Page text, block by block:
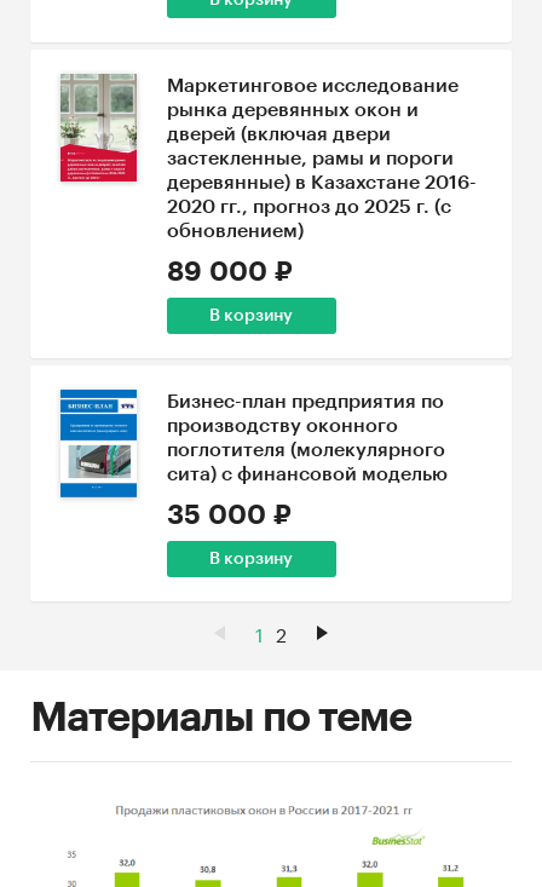
Маркетинговое исследование
рынка деревянных окон и
дверей (включая двери
застекленные, рамы и пороги
деревянные) в Казахстане 2016-
2020 гг., прогноз до 2025 г. (с
обновлением)
89 000 ₽
В корзину
Бизнес-план предприятия по
производству оконного
поглотителя (молекулярного
сита) с финансовой моделью
35 000 ₽
В корзину
1 2
Материалы по теме